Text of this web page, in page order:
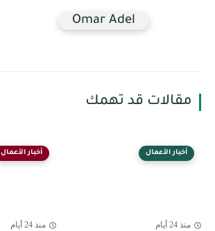
Omar Adel
مقالات قد تهمك
أخبار الأعمال
منذ 24 أيام
أخبار الأعمال
منذ 24 أيام